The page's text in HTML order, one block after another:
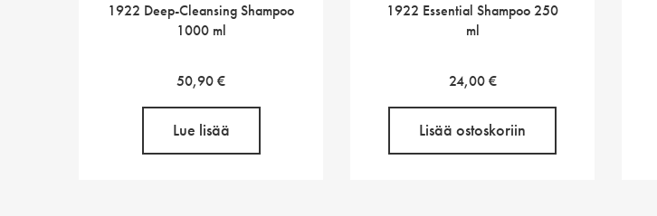
1922 Deep-Cleansing Shampoo
1000 ml
50,90€
Lue lisää
1922 Essential Shampoo 250
ml
24,00€
Lisää ostoskoriin